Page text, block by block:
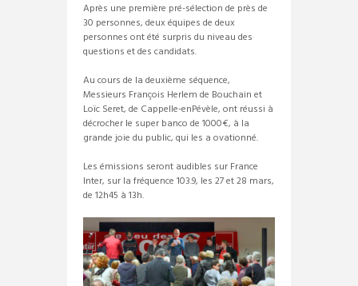
Après une première pré-sélection de près de
30 personnes, deux équipes de deux
personnes ont été surpris du niveau des
questions et des candidats.
Au cours de la deuxième séquence,
Messieurs François Herlem de Bouchain et
Loïc Seret, de Cappelle-enPévèle, ont réussi à
décrocher le super banco de 1000€, à la
grande joie du public, qui les a ovationné.
Les émissions seront audibles sur France
Inter, sur la fréquence 103.9, les 27 et 28 mars,
de 12h45 à 13h.